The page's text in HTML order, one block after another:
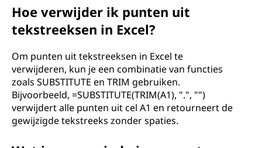
Hoe verwijder ik punten uit
tekstreeksen in Excel?
Om punten uit tekstreeksen in Excel te
verwijderen, kun je een combinatie van functies
zoals SUBSTITUTE en TRIM gebruiken.
Bijvoorbeeld, =SUBSTITUTE(TRIM(A1), ".", "")
verwijdert alle punten uit cel A1 en retourneert de
gewijzigde tekstreeks zonder spaties.